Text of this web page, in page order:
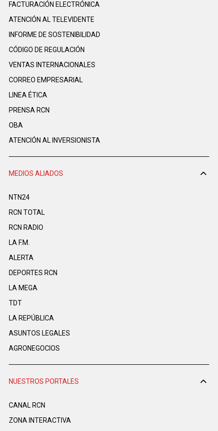
FACTURACIÓN ELECTRÓNICA
ATENCIÓN AL TELEVIDENTE
INFORME DE SOSTENIBILIDAD
CÓDIGO DE REGULACIÓN
VENTAS INTERNACIONALES
CORREO EMPRESARIAL
LINEA ÉTICA
PRENSA RCN
OBA
ATENCIÓN AL INVERSIONISTA
MEDIOS ALIADOS
NTN24
RCN TOTAL
RCN RADIO
LA F.M.
ALERTA
DEPORTES RCN
LA MEGA
TDT
LA REPÚBLICA
ASUNTOS LEGALES
AGRONEGOCIOS
NUESTROS PORTALES
CANAL RCN
ZONA INTERACTIVA